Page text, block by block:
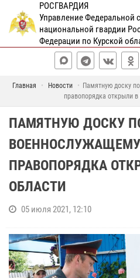
РОСГВАРДИЯ
Управление Федеральной
национальной гвардии
Федерации по Курской
Главная Новости
Памятную доску
правопорядка открыли
ПАМЯТНУЮ ДОСКУ
ПРАВОПОРЯДКА
ОБЛАСТИ
05 июля 2021, 12:10